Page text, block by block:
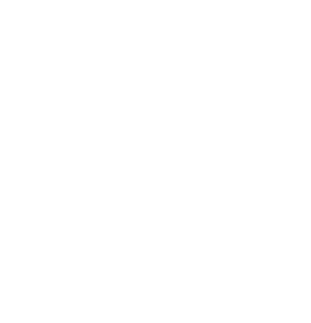
der Straßenverkehrs-Zulassungs-Ordnung (StVZO)
StVZO. Neben einer Dauergenehmigung kann auch
zuständigen Regierungspräsidiums